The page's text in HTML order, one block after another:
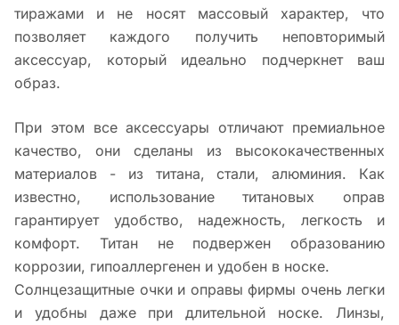
тиражами и не носят массовый характер, что
позволяет каждого получить неповторимый
аксессуар, который идеально подчеркнет ваш
образ.
При этом все аксессуары отличают премиальное
качество, они сделаны из высококачественных
материалов - из титана, стали, алюминия. Как
известно, использование титановых оправ
гарантирует удобство, надежность, легкость и
комфорт. Титан не подвержен образованию
коррозии, гипоаллергенен и удобен в носке.
Солнцезащитные очки и оправы фирмы очень легки
и удобны даже при длительной носке. Линзы,